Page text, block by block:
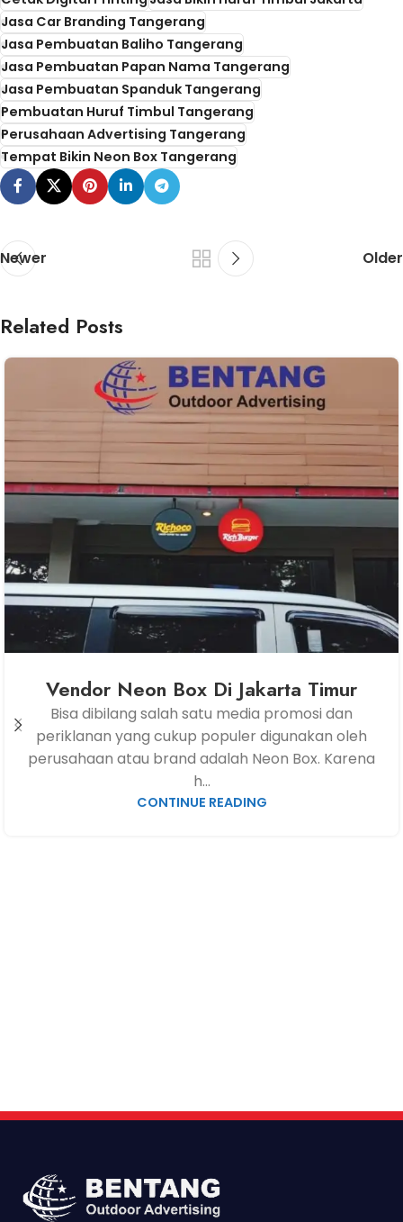
Jasa Car Branding Tangerang
Jasa Pembuatan Baliho Tangerang
Jasa Pembuatan Papan Nama Tangerang
Jasa Pembuatan Spanduk Tangerang
Pembuatan Huruf Timbul Tangerang
Perusahaan Advertising Tangerang
Tempat Bikin Neon Box Tangerang
Newer Older
Related Posts
Vendor Neon Box Di Jakarta Timur
Bisa dibilang salah satu media promosi dan
periklanan yang cukup populer digunakan oleh
perusahaan atau brand adalah Neon Box. Karena
h...
CONTINUE READING